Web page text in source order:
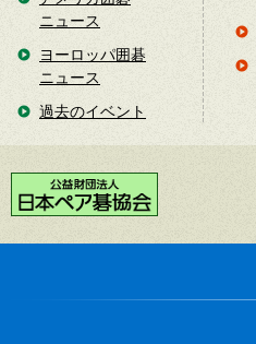
ニュース
ヨーロッパ囲碁
ニュース
過去のイベント